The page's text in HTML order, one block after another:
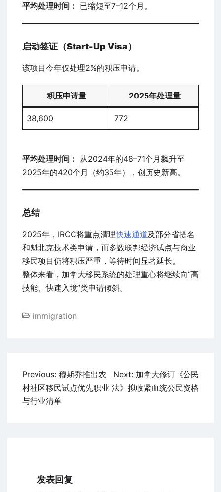
平均处理时间： 已缩短至7–12个月。
启动签证（Start-Up Visa）
该项目今年仅处理2%的积压申请。
积压申请量 2025年处理量
38,600 772
平均处理时间： 从2024年的48–71个月飙升至
2025年的420个月（约35年），创历史新高。
总结
2025年，IRCC将重点清理快速通道及部分省提名
和魁北克技术类申请，而多数联邦经济试点与商业
移民项目仍将积压严重，等待时间显著延长。
整体来看，加拿大移民系统的处理重心将继续向“高
技能、快速入境”类申请倾斜。
immigration
文
章
导
Previous: 穆斯乔推出农
村社区移民试点优先职业
与行业清单
Next: 加拿大修订《公民
法》拟收紧血统公民资格
发表回复